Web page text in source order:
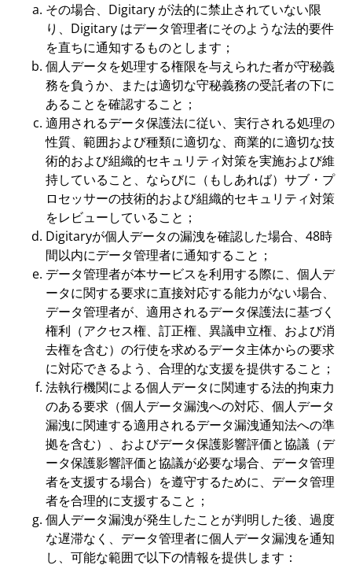
その場合、Digitary が法的に禁止されていない限
り、Digitary はデータ管理者にそのような法的要件
を直ちに通知するものとします；
個人データを処理する権限を与えられた者が守秘義
務を負うか、または適切な守秘義務の受託者の下に
あることを確認すること；
適用されるデータ保護法に従い、実行される処理の
性質、範囲および種類に適切な、商業的に適切な技
術的および組織的セキュリティ対策を実施および維
持していること、ならびに（もしあれば）サブ・プ
ロセッサーの技術的および組織的セキュリティ対策
をレビューしていること；
Digitaryが個人データの漏洩を確認した場合、48時
間以内にデータ管理者に通知すること；
データ管理者が本サービスを利用する際に、個人デ
ータに関する要求に直接対応する能力がない場合、
データ管理者が、適用されるデータ保護法に基づく
権利（アクセス権、訂正権、異議申立権、および消
去権を含む）の行使を求めるデータ主体からの要求
に対応できるよう、合理的な支援を提供すること；
法執行機関による個人データに関連する法的拘束力
のある要求（個人データ漏洩への対応、個人データ
漏洩に関連する適用されるデータ漏洩通知法への準
拠を含む）、およびデータ保護影響評価と協議（デ
ータ保護影響評価と協議が必要な場合、データ管理
者を支援する場合）を遵守するために、データ管理
者を合理的に支援すること；
個人データ漏洩が発生したことが判明した後、過度
な遅滞なく、データ管理者に個人データ漏洩を通知
し、可能な範囲で以下の情報を提供します：